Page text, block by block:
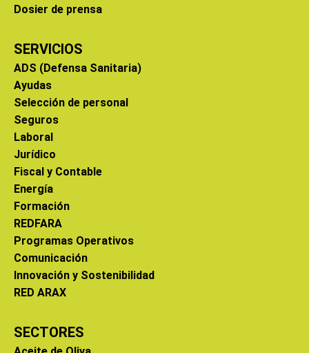
Dosier de prensa
SERVICIOS
ADS (Defensa Sanitaria)
Ayudas
Selección de personal
Seguros
Laboral
Jurídico
Fiscal y Contable
Energía
Formación
REDFARA
Programas Operativos
Comunicación
Innovación y Sostenibilidad
RED ARAX
SECTORES